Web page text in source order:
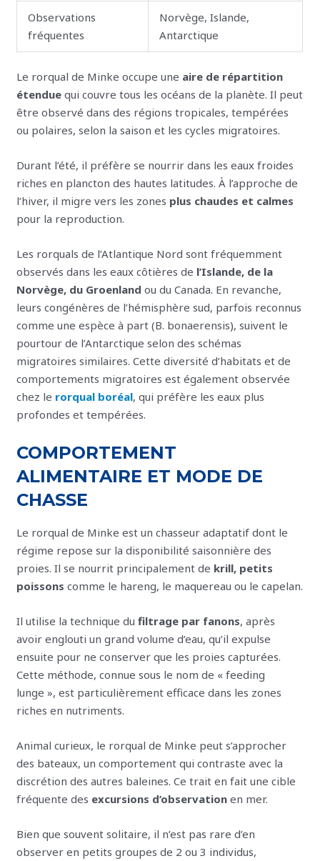
Observations
fréquentes
Norvège, Islande,
Antarctique
Le rorqual de Minke occupe une aire de répartition
étendue qui couvre tous les océans de la planète. Il peut
être observé dans des régions tropicales, tempérées
ou polaires, selon la saison et les cycles migratoires.
Durant l’été, il préfère se nourrir dans les eaux froides
riches en plancton des hautes latitudes. À l’approche de
l’hiver, il migre vers les zones plus chaudes et calmes
pour la reproduction.
Les rorquals de l’Atlantique Nord sont fréquemment
observés dans les eaux côtières de l’Islande, de la
Norvège, du Groenland ou du Canada. En revanche,
leurs congénères de l’hémisphère sud, parfois reconnus
comme une espèce à part (B. bonaerensis), suivent le
pourtour de l’Antarctique selon des schémas
migratoires similaires. Cette diversité d’habitats et de
comportements migratoires est également observée
chez le rorqual boréal, qui préfère les eaux plus
profondes et tempérées.
COMPORTEMENT
ALIMENTAIRE ET MODE DE
CHASSE
Le rorqual de Minke est un chasseur adaptatif dont le
régime repose sur la disponibilité saisonnière des
proies. Il se nourrit principalement de krill, petits
poissons comme le hareng, le maquereau ou le capelan.
Il utilise la technique dufiltrage par fanons, après
avoir englouti un grand volume d’eau, qu’il expulse
ensuite pour ne conserver que les proies capturées.
Cette méthode, connue sous le nom de « feeding
lunge », est particulièrement efficace dans les zones
riches en nutriments.
Animal curieux, le rorqual de Minke peut s’approcher
des bateaux, un comportement qui contraste avec la
discrétion des autres baleines. Ce trait en fait une cible
fréquente des excursions d’observation en mer.
Bien que souvent solitaire, il n’est pas rare d’en
observer en petits groupes de 2 ou 3 individus,